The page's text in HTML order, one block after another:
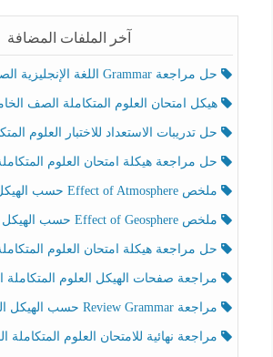
آخر الملفات المضافة
حل مراجعة Grammar اللغة الإنجليزية الصف الخامس الفصل الثالث
هيكل امتحان العلوم المتكاملة الصف الخامس عام الفصل
حل تدريبات الاستعداد للاختبار العلوم المتكاملة الصف
حل مراجعة هيكلة امتحان العلوم المتكاملة الصف الخامس
ملخص Effect of Atmosphere حسب الهيكل الوزاري العلوم المتكاملة الصف الخامس انسبير الفصل الثالث
ملخص Effect of Geosphere حسب الهيكل الوزاري العلوم المتكاملة الصف الخامس انسبير الفصل الثالث
حل مراجعة هيكلة امتحان العلوم المتكاملة الصف
مراجعة صفحات الهيكل العلوم المتكاملة الصف الخامس
مراجعة Review Grammar حسب الهيكل اللغة الإنجليزية الصف الخامس الفصل الثالث
مراجعة نهائية للامتحان العلوم المتكاملة الصف